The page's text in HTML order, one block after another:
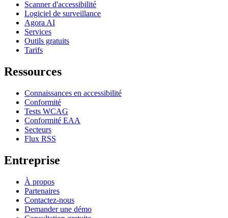
Scanner d'accessibilité
Logiciel de surveillance
Agora AI
Services
Outils gratuits
Tarifs
Ressources
Connaissances en accessibilité
Conformité
Tests WCAG
Conformité EAA
Secteurs
Flux RSS
Entreprise
À propos
Partenaires
Contactez-nous
Demander une démo